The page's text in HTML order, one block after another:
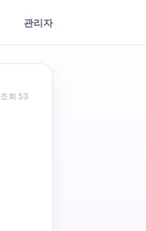
관리자
조회 53